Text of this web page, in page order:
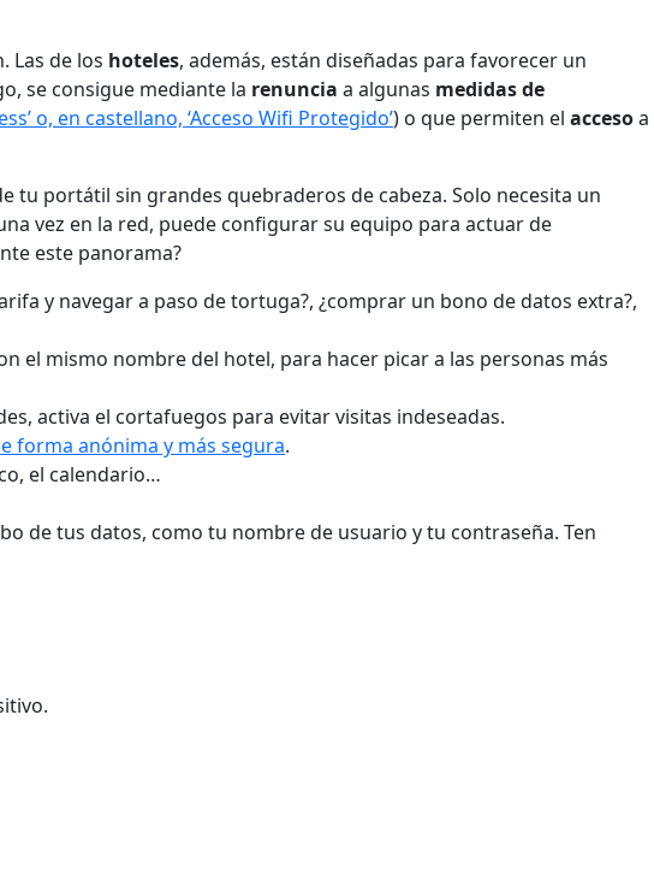
Las de los hoteles, además, están diseñadas para favorecer un
se consigue mediante la renuncia a algunas medidas de
o, en castellano, ‘Acceso Wifi Protegido’) o que permiten el accesoa
tu portátil sin grandes quebraderos de cabeza. Solo necesita un
vez en la red, puede configurar su equipo para actuar de
este panorama?
y navegar a paso de tortuga?, ¿comprar un bono de datos extra?,
el mismo nombre del hotel, para hacer picar a las personas más
activa el cortafuegos para evitar visitas indeseadas.
forma anónima y más segura.
el calendario…
de tus datos, como tu nombre de usuario y tu contraseña. Ten